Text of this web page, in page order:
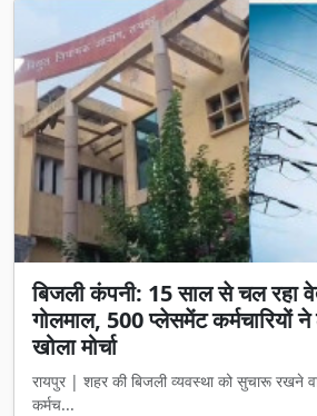
बिजली कंपनी: 15 साल से चल रहा
गोलमाल, 500 प्लेसमेंट कर्मचारियों
खोला मोर्चा
रायपुर | शहर की बिजली व्यवस्था को सुचारू रखने
कर्मच...